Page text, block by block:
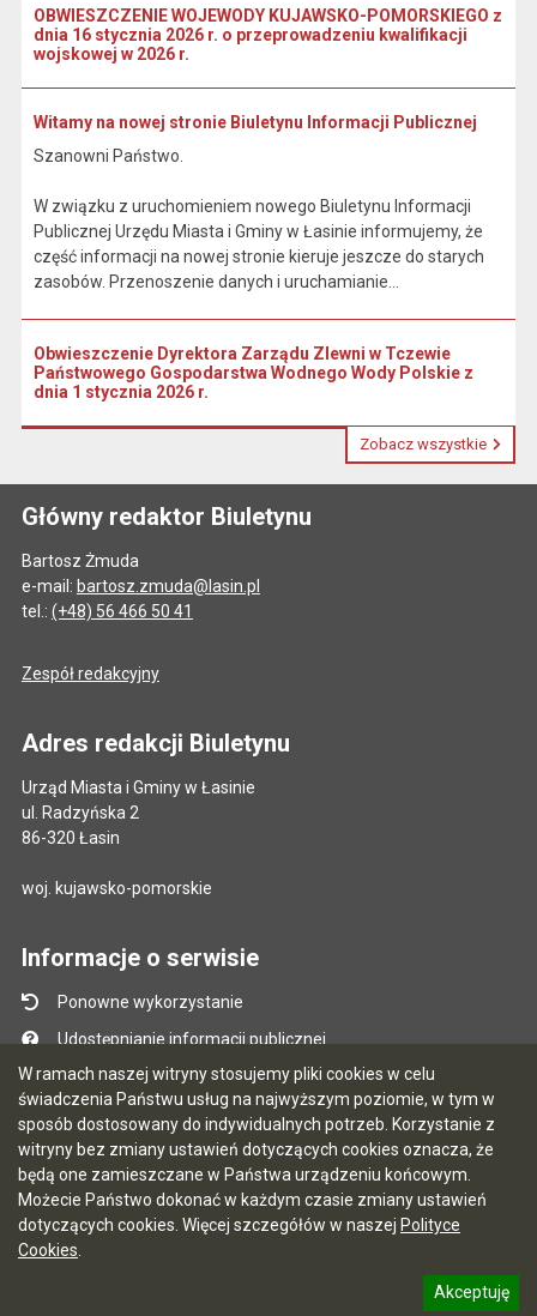
W ramach naszej witryny stosujemy pliki cookies w celu
świadczenia Państwu usług na najwyższym poziomie, w tym w
sposób dostosowany do indywidualnych potrzeb. Korzystanie z
witryny bez zmiany ustawień dotyczących cookies oznacza, że
będą one zamieszczane w Państwa urządzeniu końcowym.
Możecie Państwo dokonać w każdym czasie zmiany ustawień
dotyczących cookies. Więcej szczegółów w naszej Polityce
Cookies
Akceptuję
OBWIESZCZENIE WOJEWODY KUJAWSKO-POMORSKIEGO z
dnia 16 stycznia 2026 r. o przeprowadzeniu kwalifikacji
wojskowej w 2026 r.
Witamy na nowej stronie Biuletynu Informacji Publicznej
Szanowni Państwo.
W związku z uruchomieniem nowego Biuletynu Informacji
Publicznej Urzędu Miasta i Gminy w Łasinie informujemy, że
część informacji na nowej stronie kieruje jeszcze do starych
zasobów. Przenoszenie danych i uruchamianie...
Obwieszczenie Dyrektora Zarządu Zlewni w Tczewie
Państwowego Gospodarstwa Wodnego Wody Polskie z
dnia 1 stycznia 2026 r.
Zobacz wszystkie
Główny redaktor Biuletynu
Bartosz Żmuda
e-mail: bartosz.zmuda@lasin.pl
tel.: (+48) 56 466 50 41
Zespół redakcyjny
Adres redakcji Biuletynu
Urząd Miasta i Gminy w Łasinie
ul. Radzyńska 2
86-320 Łasin
woj. kujawsko-pomorskie
Informacje o serwisie
Ponowne wykorzystanie
Udostępnianie informacji publicznej
Mapa serwisu
Instrukcja obsługi
Statystyki oglądalności
Ostatnia aktualizacja BIP: 03.08.2026 13:09
CMS i hosting: Logonet Sp. z o.o. w Bydgoszczy